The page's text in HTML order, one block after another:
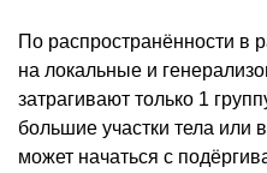
По распространённости в
на локальные и
затрагивают только 1
большие участки тела или
может начаться с